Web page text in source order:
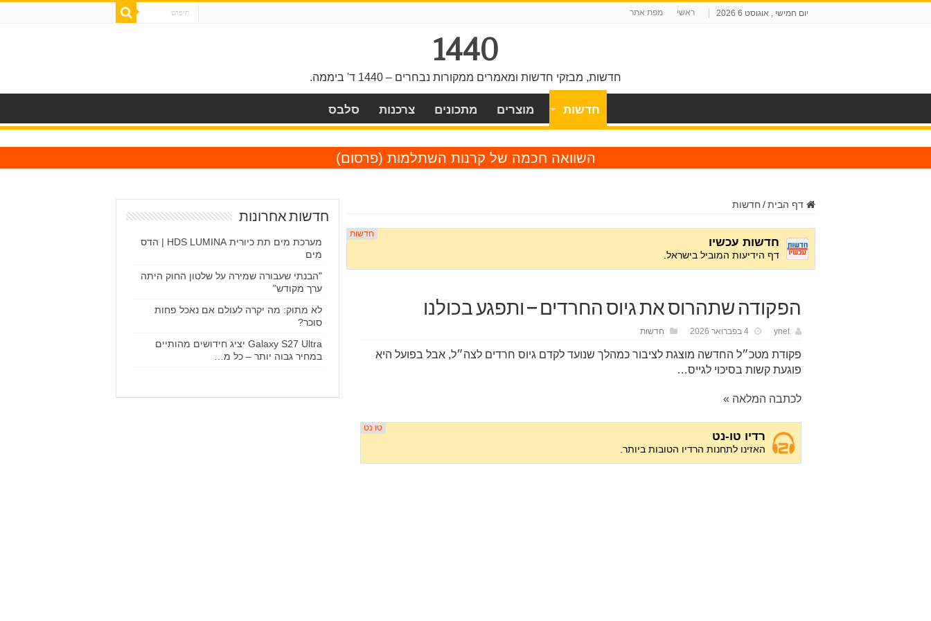
יום חמישי , אוגוסט 6 2026 ראשי מפת אתר
1440
חדשות, מבזקי חדשות ומאמרים ממקורות נבחרים – 1440 ד' ביממה.
חדשות מוצרים מתכונים צרכנות סלבס
השוואה חכמה של קרנות השתלמות (פרסום)
דף הבית/ חדשות
הפקודה שתהרוס את גיוס החרדים – ותפגע בכולנו
ynet 4 בפברואר 2026 חדשות
פקודת מטכ״ל החדשה מוצגת לציבור כמהלך שנועד לקדם גיוס חרדים לצה״ל, אבל בפועל היא
פוגעת קשות בסיכוי לגייס…
לכתבה המלאה »
חדשות אחרונות
מערכת מים תת כיורית HDS LUMINA | הדס
מים
"הבנתי שעבורה שמירה על שלטון החוק היתה
ערך מקודש"
לא מתוק: מה יקרה לעולם אם נאכל פחות
סוכר?
Galaxy S27 Ultra יציג חידושים מהותיים
במחיר גבוה יותר – כל מ…